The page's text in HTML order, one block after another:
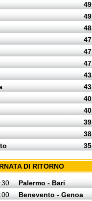
49
49
48
47
47
47
43
43
40
40
39
38
35
DI RITORNO
Palermo - Bari
Benevento - Genoa